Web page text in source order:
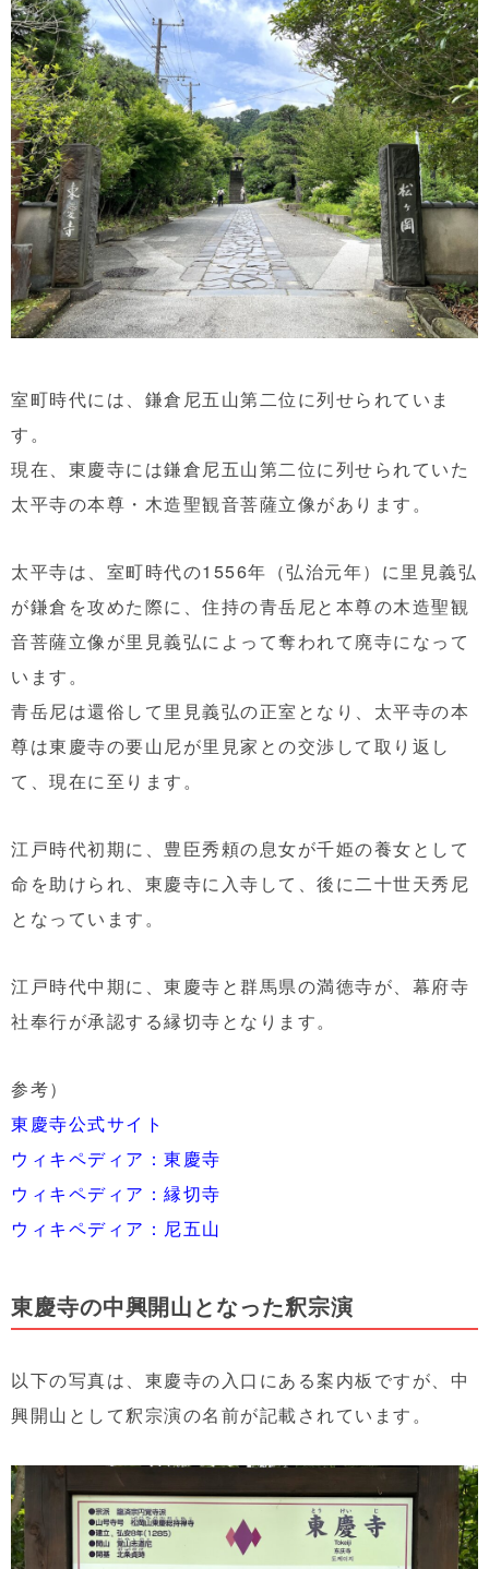
室町時代には、鎌倉尼五山第二位に列せられていま
す。
現在、東慶寺には鎌倉尼五山第二位に列せられていた
太平寺の本尊・木造聖観音菩薩立像があります。
太平寺は、室町時代の1556年（弘治元年）に里見義弘
が鎌倉を攻めた際に、住持の青岳尼と本尊の木造聖観
音菩薩立像が里見義弘によって奪われて廃寺になって
います。
青岳尼は還俗して里見義弘の正室となり、太平寺の本
尊は東慶寺の要山尼が里見家との交渉して取り返し
て、現在に至ります。
江戸時代初期に、豊臣秀頼の息女が千姫の養女として
命を助けられ、東慶寺に入寺して、後に二十世天秀尼
となっています。
江戸時代中期に、東慶寺と群馬県の満徳寺が、幕府寺
社奉行が承認する縁切寺となります。
参考）
東慶寺公式サイト
ウィキペディア：東慶寺
ウィキペディア：縁切寺
ウィキペディア：尼五山
東慶寺の中興開山となった釈宗演
以下の写真は、東慶寺の入口にある案内板ですが、中
興開山として釈宗演の名前が記載されています。